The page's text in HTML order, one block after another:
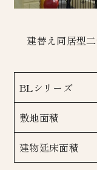
建替え同居型
BLシリーズ
敷地面積
建物延床面積